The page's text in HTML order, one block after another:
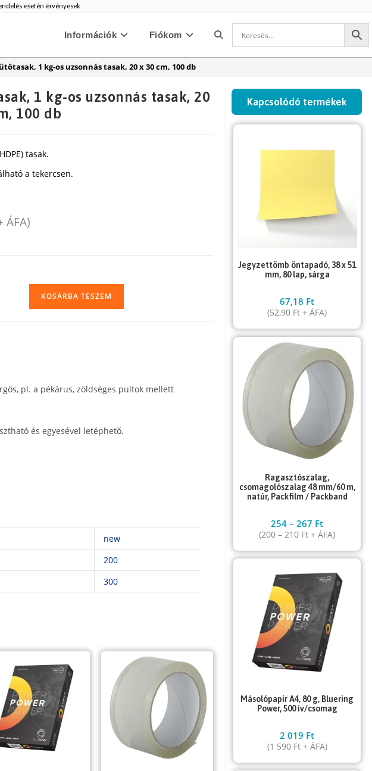
esetén érvényesek.
Információk Fiókom Toggle
search
1 kg-os uzsonnás tasak, 20 x 30 cm, 100 db
1 kg-os uzsonnás tasak, 20
100 db
tasak.
a tekercsen.
ÁFA)
KOSÁRBA TESZEM
pl. a pékárus, zöldséges pultok mellett
és egyesével letéphető.
new
200
300
Kapcsolódó termékek
Jegyzettömb öntapadó, 38 x 51
mm, 80 lap, sárga
67,18 Ft
(52,90 Ft + ÁFA)
Ragasztószalag,
csomagolószalag 48 mm/60 m,
natúr, Packfilm / Packband
254–267 Ft
(200– 210 Ft + ÁFA)
Másolópapír A4, 80 g, Bluering
Power, 500 ív/csomag
2 019 Ft
(1 590 Ft+ ÁFA)